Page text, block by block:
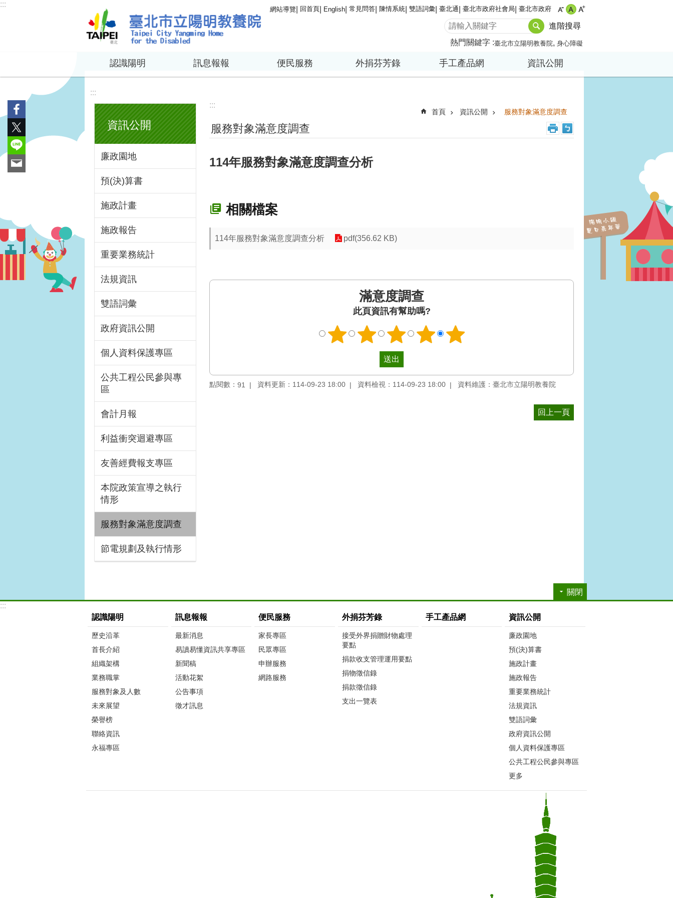
跳到主要內容區塊
:::
網站導覽 回首頁 English 常見問答 陳情系統 雙語詞彙 臺北通 臺北市政府社會局 臺北市政府
進階搜尋
熱門關鍵字 臺北市立陽明教養院 身心障礙
認識陽明 訊息報報 便民服務 外捐芬芳錄 手工產品網 資訊公開
:::
資訊公開
廉政園地
預(決)算書
施政計畫
施政報告
重要業務統計
法規資訊
雙語詞彙
政府資訊公開
個人資料保護專區
公共工程公民參與專
區
會計月報
利益衝突迴避專區
友善經費報支專區
本院政策宣導之執行
情形
服務對象滿意度調查
節電規劃及執行情形
:::
首頁 資訊公開 服務對象滿意度調查
服務對象滿意度調查
114年服務對象滿意度調查分析
相關檔案
114年服務對象滿意度調查分析 pdf(356.62 KB)
滿意度調查
此頁資訊有幫助嗎?
點閱數： 91 資料更新：114-09-23 18:00 資料檢視：114-09-23 18:00 資料維護：臺北市立陽明教養院
回上一頁
關閉
:::
認識陽明
歷史沿革
首長介紹
組織架構
業務職掌
服務對象及人數
未來展望
榮譽榜
聯絡資訊
永福專區
訊息報報
最新消息
易讀易懂資訊共享專區
新聞稿
活動花絮
公告事項
徵才訊息
便民服務
家長專區
民眾專區
申辦服務
網路服務
外捐芬芳錄
接受外界捐贈財物處理
要點
捐款收支管理運用要點
捐物徵信錄
捐款徵信錄
支出一覽表
手工產品網 資訊公開
廉政園地
預(決)算書
施政計畫
施政報告
重要業務統計
法規資訊
雙語詞彙
政府資訊公開
個人資料保護專區
公共工程公民參與專區
更多